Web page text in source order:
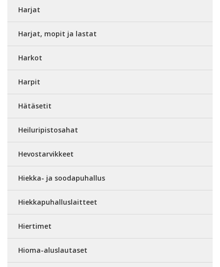
Harjat
Harjat, mopit ja lastat
Harkot
Harpit
Hätäsetit
Heiluripistosahat
Hevostarvikkeet
Hiekka- ja soodapuhallus
Hiekkapuhalluslaitteet
Hiertimet
Hioma-aluslautaset